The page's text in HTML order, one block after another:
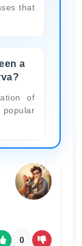
that
a
of
popular
0